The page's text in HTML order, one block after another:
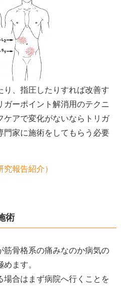
り、指圧したりすれば改善す
ガーポイント解消用のテクニ
ケアで変化がないならトリガ
門家に施術をしてもらう必要
報告紹介）
術
筋骨格系の痛みなのか病気の
ます。
場合はまず病院へ行くことを